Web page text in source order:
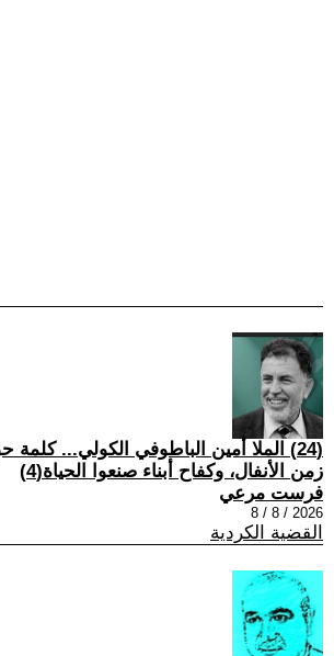
(24) الملا أمين الباطوفي الكولي...
زمن الأنفال، وكفاح أبناء صنعوا الحياة(4)
فرست مرعي
2026 / 8 / 8
القضية الكردية